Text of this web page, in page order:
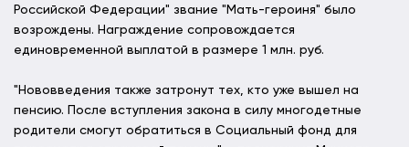
Российской Федерации" звание "Мать-героиня" было
возрождены. Награждение сопровождается
единовременной выплатой в размере 1 млн. руб.
"Нововведения также затронут тех, кто уже вышел на
пенсию. После вступления закона в силу многодетные
родители смогут обратиться в Социальный фонд для